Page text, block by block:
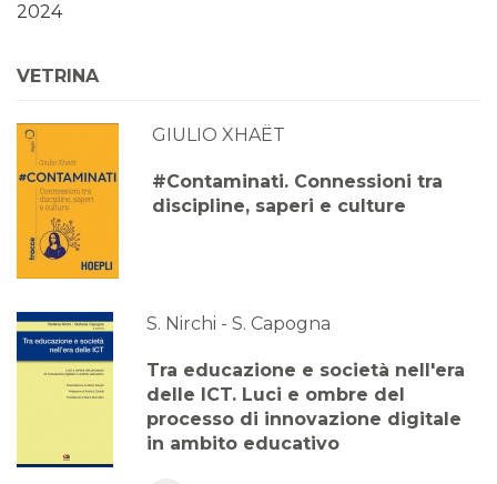
2024
2024
Anno XVI, Numero 2
2024
Anno XVI, Numero 1
2024
2023
Anno XV, Numero 3
Anno XV, Numero 2
2023
VETRINA
GIULIO XHAËT
#Contaminati. Connessioni tra
discipline, saperi e culture
S. Nirchi - S. Capogna
Tra educazione e società nell'era
delle ICT. Luci e ombre del
processo di innovazione digitale
in ambito educativo